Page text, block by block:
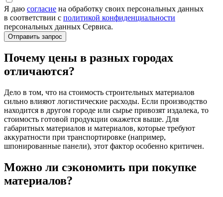
Я даю согласие на обработку своих персональных данных
в соответствии с политикой конфиденциальности
персональных данных Сервиса.
Почему цены в разных городах
отличаются?
Дело в том, что на стоимость строительных материалов
сильно влияют логистические расходы. Если производство
находится в другом городе или сырье привозят издалека, то
стоимость готовой продукции окажется выше. Для
габаритных материалов и материалов, которые требуют
аккуратности при транспортировке (например,
шпонированные панели), этот фактор особенно критичен.
Можно ли сэкономить при покупке
материалов?